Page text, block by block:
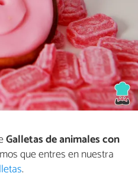
Galletas de animales con
que entres en nuestra
.